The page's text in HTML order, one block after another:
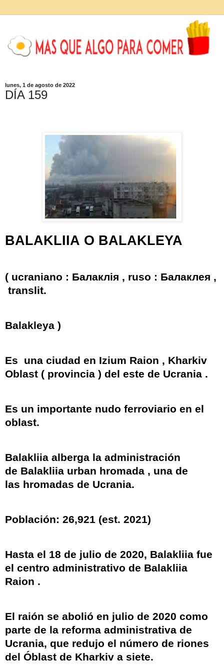
lunes, 1 de agosto de 2022
DÍA 159
BALAKLIIA O BALAKLEYA
( ucraniano : Балаклія , ruso : Бaлaклeя ,
translit.
Balakleya )
Es una ciudad en Izium Raion , Kharkiv
Oblast ( provincia ) del este de Ucrania .
Es un importante nudo ferroviario en el
oblast.
Balakliia alberga la administración
de Balakliia urban hromada , una de
las hromadas de Ucrania.
Población: 26,921 (est. 2021)
Hasta el 18 de julio de 2020, Balakliia fue
el centro administrativo de Balakliia
Raion .
El raión se abolió en julio de 2020 como
parte de la reforma administrativa de
Ucrania, que redujo el número de riones
del Óblast de Kharkiv a siete.